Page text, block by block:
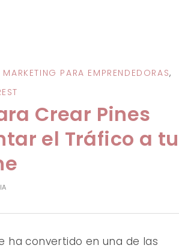
MARKETING PARA EMPRENDEDORAS,
Crear Pines
el Tráfico a tu
ha convertido en una de las